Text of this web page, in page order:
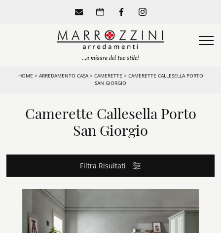
HOME > ARREDAMENTO CASA> CAMERETTE > CAMERETTE CALLESELLA PORTO
SAN GIORGIO
Camerette Callesella Porto
San Giorgio
Filtra Risultati